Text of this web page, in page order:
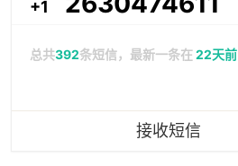
+1
总共392条短信，最新一条在22天前
接收短信